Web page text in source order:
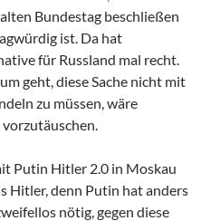
Bundestag beschließen
ist. Da hat
für Russland mal recht.
geht, diese Sache nicht mit
zu müssen, wäre
Putin Hitler 2.0 in Moskau
Hitler, denn Putin hat anders
nötig, gegen diese